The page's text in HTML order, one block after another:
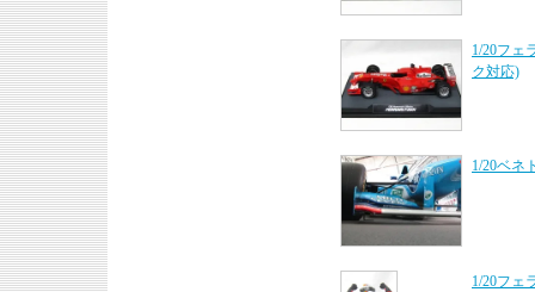
1/20フェ
ク対応)
1/20ベネ
1/20フェ